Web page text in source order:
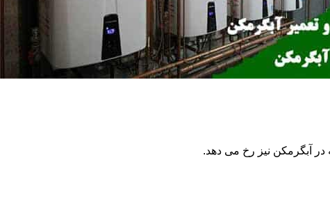
آبگرمکن نیز رخ می دهد.